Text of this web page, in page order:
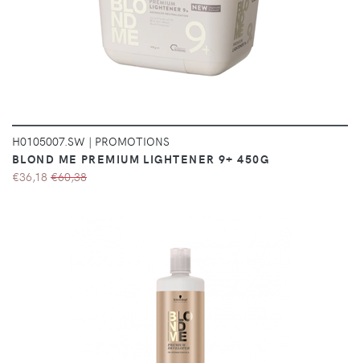
DÉTAILS
H0105007.SW | PROMOTIONS
BLOND ME PREMIUM LIGHTENER 9+ 450G
€36,18 €60,38
DÉTAILS